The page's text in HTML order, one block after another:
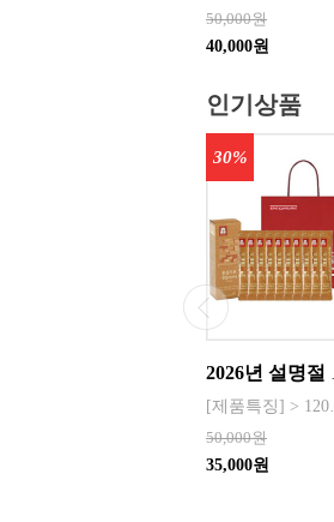
50,000원
40,000원
인기상품
50,000원
30%
35,000원